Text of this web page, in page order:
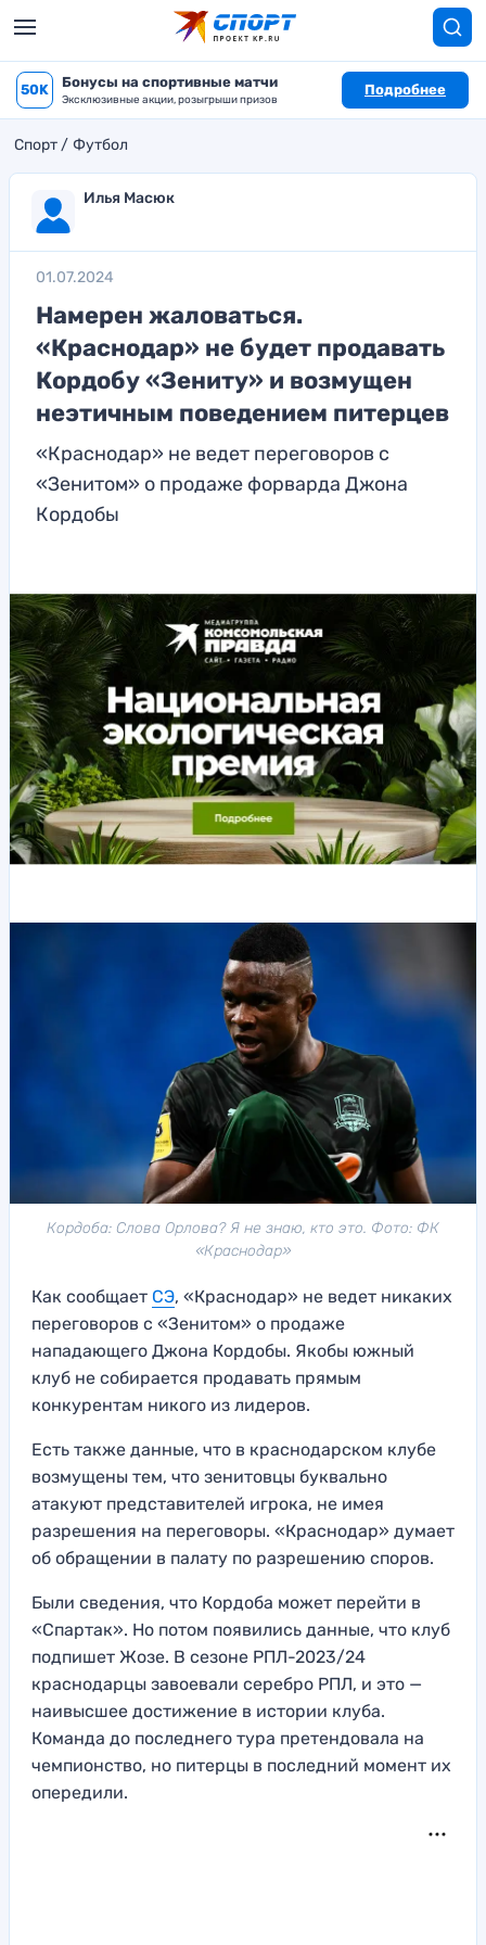
50K Бонусы на спортивные матчи
Эксклюзивные акции, розыгрыши призов
Подробнее
Спорт Футбол
Илья Масюк
01.07.2024
Намерен жаловаться.
«Краснодар» не будет продавать
Кордобу «Зениту» и возмущен
неэтичным поведением питерцев
«Краснодар» не ведет переговоров с
«Зенитом» о продаже форварда Джона
Кордобы
Кордоба: Слова Орлова? Я не знаю, кто это. Фото: ФК
«Краснодар»
Как сообщает СЭ, «Краснодар» не ведет никаких
переговоров с «Зенитом» о продаже
нападающего Джона Кордобы. Якобы южный
клуб не собирается продавать прямым
конкурентам никого из лидеров.
Есть также данные, что в краснодарском клубе
возмущены тем, что зенитовцы буквально
атакуют представителей игрока, не имея
разрешения на переговоры. «Краснодар» думает
об обращении в палату по разрешению споров.
Были сведения, что Кордоба может перейти в
«Спартак». Но потом появились данные, что клуб
подпишет Жозе. В сезоне РПЛ-2023/24
краснодарцы завоевали серебро РПЛ, и это —
наивысшее достижение в истории клуба.
Команда до последнего тура претендовала на
чемпионство, но питерцы в последний момент их
опередили.